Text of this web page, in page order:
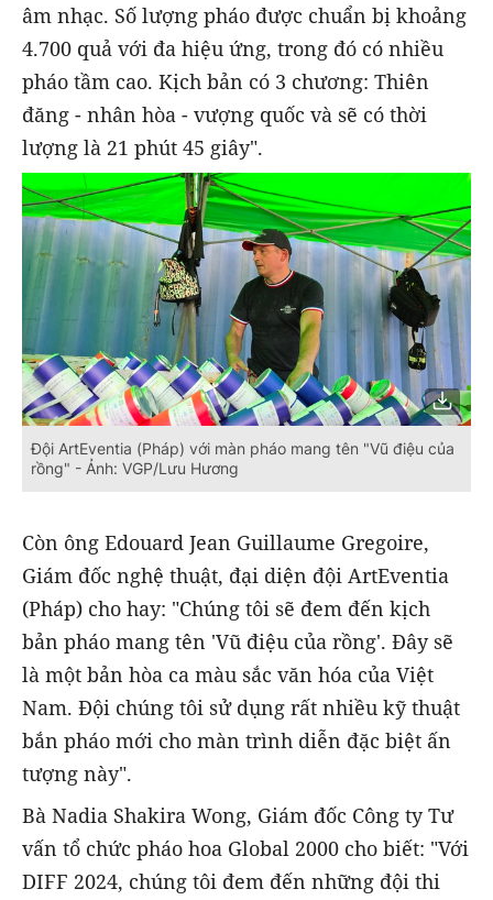
âm nhạc. Số lượng pháo được chuẩn bị khoảng
4.700 quả với đa hiệu ứng, trong đó có nhiều
pháo tầm cao. Kịch bản có 3 chương: Thiên
đăng - nhân hòa - vượng quốc và sẽ có thời
lượng là 21 phút 45 giây".
Đội ArtEventia (Pháp) với màn pháo mang tên "Vũ điệu của
rồng" - Ảnh: VGP/Lưu Hương
Còn ông Edouard Jean Guillaume Gregoire,
Giám đốc nghệ thuật, đại diện đội ArtEventia
(Pháp) cho hay: "Chúng tôi sẽ đem đến kịch
bản pháo mang tên 'Vũ điệu của rồng'. Đây sẽ
là một bản hòa ca màu sắc văn hóa của Việt
Nam. Đội chúng tôi sử dụng rất nhiều kỹ thuật
bắn pháo mới cho màn trình diễn đặc biệt ấn
tượng này".
Bà Nadia Shakira Wong, Giám đốc Công ty Tư
vấn tổ chức pháo hoa Global 2000 cho biết: "Với
DIFF 2024, chúng tôi đem đến những đội thi